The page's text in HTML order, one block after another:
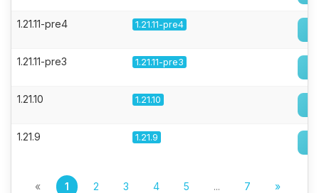
1.21.11-pre4 1.21.11-pre4
1.21.11-pre3 1.21.11-pre3
1.21.10 1.21.10
1.21.9 1.21.9
« 1 2 3 4 5 ... 7 »